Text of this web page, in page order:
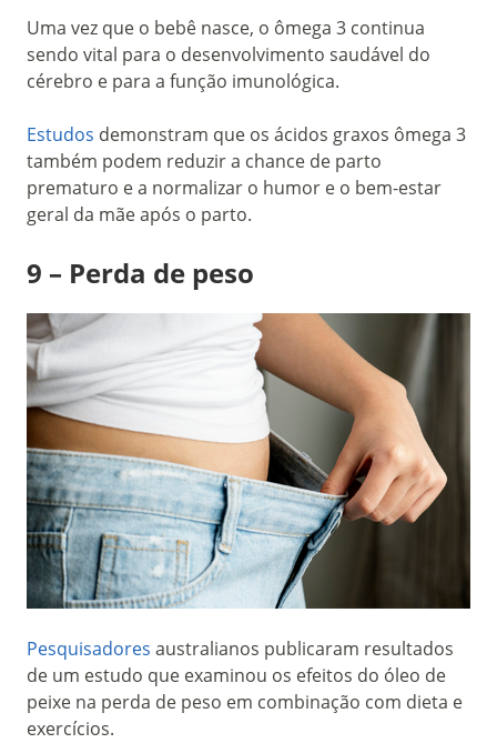
Uma vez que o bebê nasce, o ômega 3 continua
sendo vital para o desenvolvimento saudável do
cérebro e para a função imunológica.
Estudos demonstram que os ácidos graxos ômega 3
também podem reduzir a chance de parto
prematuro e a normalizar o humor e o bem-estar
geral da mãe após o parto.
9 – Perda de peso
Pesquisadores australianos publicaram resultados
de um estudo que examinou os efeitos do óleo de
peixe na perda de peso em combinação com dieta e
exercícios.